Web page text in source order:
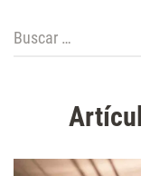
Buscar: